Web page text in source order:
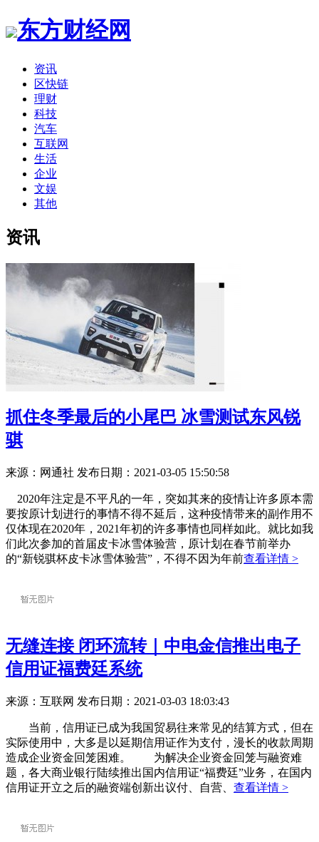
东方财经网
资讯
区快链
理财
科技
汽车
互联网
生活
企业
文娱
其他
资讯
抓住冬季最后的小尾巴 冰雪测试东风锐
骐
来源：网通社 发布日期：2021-03-05 15:50:58
2020年注定是不平凡的一年，突如其来的疫情让许多原本需
要按原计划进行的事情不得不延后，这种疫情带来的副作用不
仅体现在2020年，2021年初的许多事情也同样如此。就比如我
们此次参加的首届皮卡冰雪体验营，原计划在春节前举办
的“新锐骐杯皮卡冰雪体验营”，不得不因为年前查看详情 >
无缝连接 闭环流转｜中电金信推出电子
信用证福费廷系统
来源：互联网 发布日期：2021-03-03 18:03:43
当前，信用证已成为我国贸易往来常见的结算方式，但在
实际使用中，大多是以延期信用证作为支付，漫长的收款周期
造成企业资金回笼困难。 为解决企业资金回笼与融资难
题，各大商业银行陆续推出国内信用证“福费廷”业务，在国内
信用证开立之后的融资端创新出议付、自营、 查看详情 >